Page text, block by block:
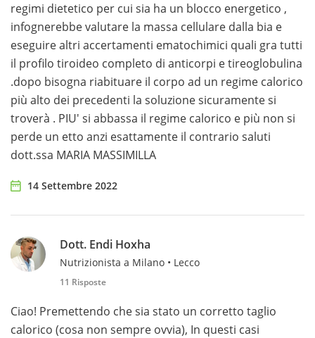
regimi dietetico per cui sia ha un blocco energetico ,
infognerebbe valutare la massa cellulare dalla bia e
eseguire altri accertamenti ematochimici quali gra tutti
il profilo tiroideo completo di anticorpi e tireoglobulina
.dopo bisogna riabituare il corpo ad un regime calorico
più alto dei precedenti la soluzione sicuramente si
troverà . PIU' si abbassa il regime calorico e più non si
perde un etto anzi esattamente il contrario saluti
dott.ssa MARIA MASSIMILLA
14 Settembre 2022
Dott. Endi Hoxha
Nutrizionista a Milano • Lecco
11 Risposte
Ciao! Premettendo che sia stato un corretto taglio
calorico (cosa non sempre ovvia), In questi casi